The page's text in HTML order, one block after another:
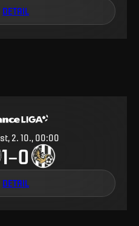
DETAIL
st, 2. 10., 00:00
1–0
DETAIL